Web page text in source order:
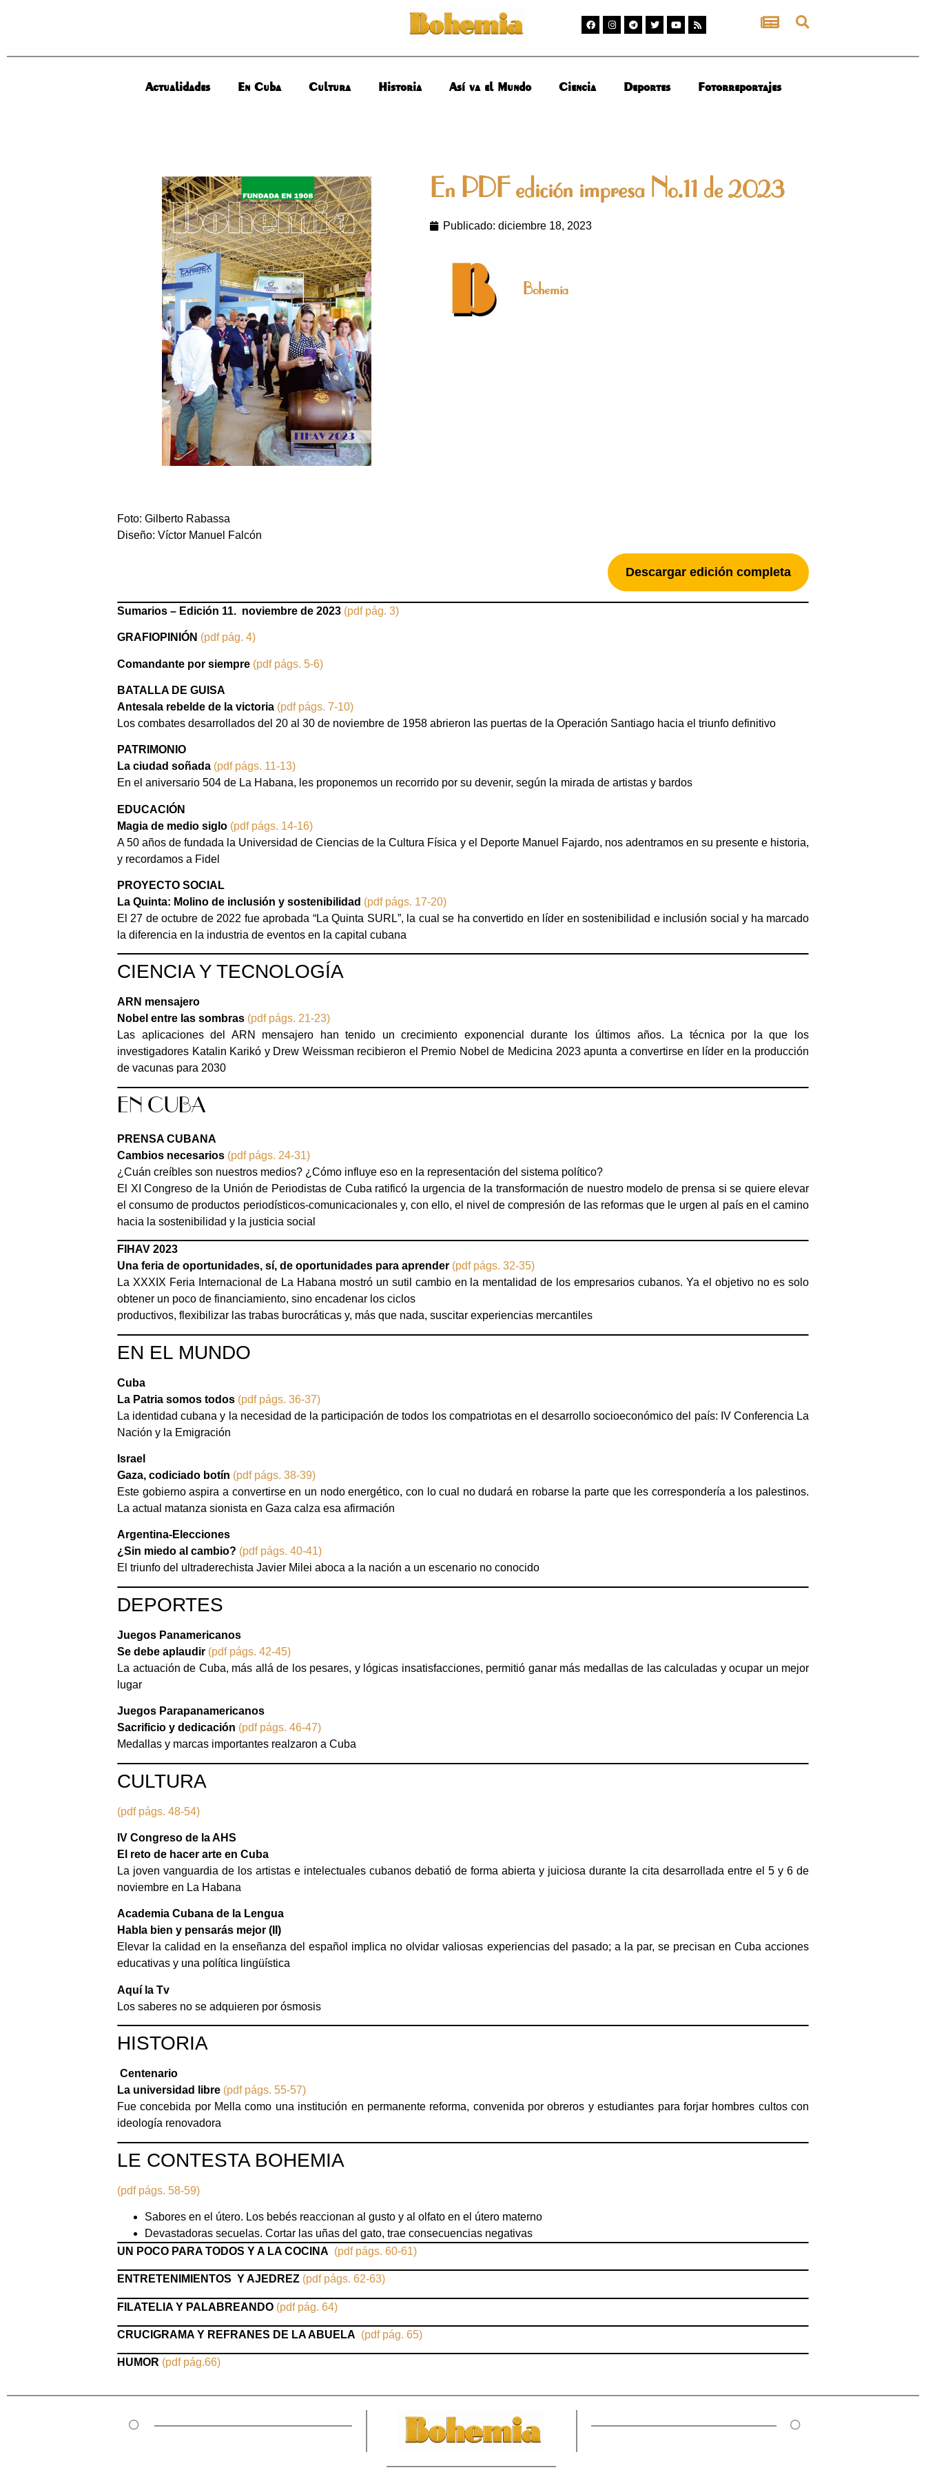
Actualidades En Cuba Cultura Historia Así va el Mundo Ciencia Deportes Fotorreportajes
En PDF edición impresa No.11 de 2023
Publicado: diciembre 18, 2023
Bohemia
Foto: Gilberto Rabassa
Diseño: Víctor Manuel Falcón
Descargar edición completa
Sumarios – Edición 11. noviembre de 2023 (pdf pág. 3)
GRAFIOPINIÓN (pdf pág. 4)
Comandante por siempre (pdf págs. 5-6)
BATALLA DE GUISA
Antesala rebelde de la victoria (pdf págs. 7-10)
Los combates desarrollados del 20 al 30 de noviembre de 1958 abrieron las puertas de la Operación Santiago hacia el triunfo definitivo
PATRIMONIO
La ciudad soñada (pdf págs. 11-13)
En el aniversario 504 de La Habana, les proponemos un recorrido por su devenir, según la mirada de artistas y bardos
EDUCACIÓN
Magia de medio siglo (pdf págs. 14-16)
A 50 años de fundada la Universidad de Ciencias de la Cultura Física y el Deporte Manuel Fajardo, nos adentramos en su presente e historia,
y recordamos a Fidel
PROYECTO SOCIAL
La Quinta: Molino de inclusión y sostenibilidad (pdf págs. 17-20)
El 27 de octubre de 2022 fue aprobada “La Quinta SURL”, la cual se ha convertido en líder en sostenibilidad e inclusión social y ha marcado
la diferencia en la industria de eventos en la capital cubana
CIENCIA Y TECNOLOGÍA
ARN mensajero
Nobel entre las sombras (pdf págs. 21-23)
Las aplicaciones del ARN mensajero han tenido un crecimiento exponencial durante los últimos años. La técnica por la que los
investigadores Katalin Karikó y Drew Weissman recibieron el Premio Nobel de Medicina 2023 apunta a convertirse en líder en la producción
de vacunas para 2030
EN CUBA
PRENSA CUBANA
Cambios necesarios (pdf págs. 24-31)
¿Cuán creíbles son nuestros medios? ¿Cómo influye eso en la representación del sistema político?
El XI Congreso de la Unión de Periodistas de Cuba ratificó la urgencia de la transformación de nuestro modelo de prensa si se quiere elevar
el consumo de productos periodísticos-comunicacionales y, con ello, el nivel de compresión de las reformas que le urgen al país en el camino
hacia la sostenibilidad y la justicia social
FIHAV 2023
Una feria de oportunidades, sí, de oportunidades para aprender (pdf págs. 32-35)
La XXXIX Feria Internacional de La Habana mostró un sutil cambio en la mentalidad de los empresarios cubanos. Ya el objetivo no es solo
obtener un poco de financiamiento, sino encadenar los ciclos
productivos, flexibilizar las trabas burocráticas y, más que nada, suscitar experiencias mercantiles
EN EL MUNDO
Cuba
La Patria somos todos (pdf págs. 36-37)
La identidad cubana y la necesidad de la participación de todos los compatriotas en el desarrollo socioeconómico del país: IV Conferencia La
Nación y la Emigración
Israel
Gaza, codiciado botín (pdf págs. 38-39)
Este gobierno aspira a convertirse en un nodo energético, con lo cual no dudará en robarse la parte que les correspondería a los palestinos.
La actual matanza sionista en Gaza calza esa afirmación
Argentina-Elecciones
¿Sin miedo al cambio? (pdf págs. 40-41)
El triunfo del ultraderechista Javier Milei aboca a la nación a un escenario no conocido
DEPORTES
Juegos Panamericanos
Se debe aplaudir (pdf págs. 42-45)
La actuación de Cuba, más allá de los pesares, y lógicas insatisfacciones, permitió ganar más medallas de las calculadas y ocupar un mejor
lugar
Juegos Parapanamericanos
Sacrificio y dedicación (pdf págs. 46-47)
Medallas y marcas importantes realzaron a Cuba
CULTURA
(pdf págs. 48-54)
IV Congreso de la AHS
El reto de hacer arte en Cuba
La joven vanguardia de los artistas e intelectuales cubanos debatió de forma abierta y juiciosa durante la cita desarrollada entre el 5 y 6 de
noviembre en La Habana
Academia Cubana de la Lengua
Habla bien y pensarás mejor (II)
Elevar la calidad en la enseñanza del español implica no olvidar valiosas experiencias del pasado; a la par, se precisan en Cuba acciones
educativas y una política lingüística
Aquí la Tv
Los saberes no se adquieren por ósmosis
HISTORIA
Centenario
La universidad libre (pdf págs. 55-57)
Fue concebida por Mella como una institución en permanente reforma, convenida por obreros y estudiantes para forjar hombres cultos con
ideología renovadora
LE CONTESTA BOHEMIA
(pdf págs. 58-59)
Sabores en el útero. Los bebés reaccionan al gusto y al olfato en el útero materno
Devastadoras secuelas. Cortar las uñas del gato, trae consecuencias negativas
UN POCO PARA TODOS Y A LA COCINA (pdf págs. 60-61)
ENTRETENIMIENTOS Y AJEDREZ (pdf págs. 62-63)
FILATELIA Y PALABREANDO (pdf pág. 64)
CRUCIGRAMA Y REFRANES DE LA ABUELA (pdf pág. 65)
HUMOR (pdf pág.66)